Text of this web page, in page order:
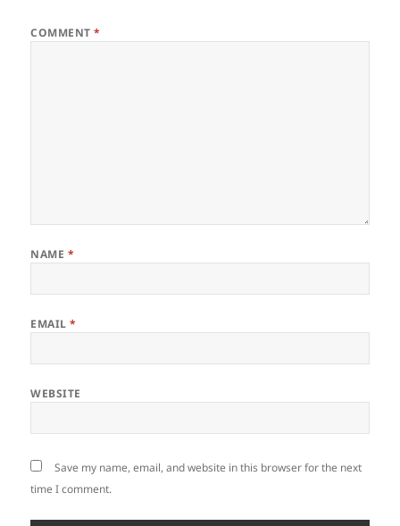
COMMENT*
NAME *
EMAIL*
WEBSITE
Save my name, email, and website in this browser for the next
time I comment.